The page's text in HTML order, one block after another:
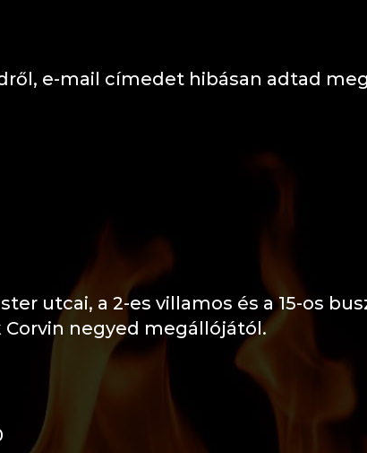
e-mail címedet hibásan adtad
utcai, a 2-es villamos és a 15-os
Corvin negyed megállójától.